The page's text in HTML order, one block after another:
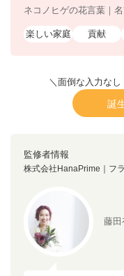
ネコノヒゲの花言葉｜
楽しい家庭 貢献
＼面倒な入力な
誕
監修者情報
株式会社HanaPrime｜フ
藤田